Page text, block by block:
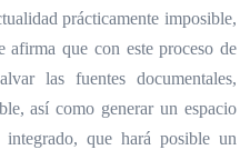
prácticamente imposible,
afirma que con este proceso de
las fuentes documentales,
así como generar un espacio
que hará posible un